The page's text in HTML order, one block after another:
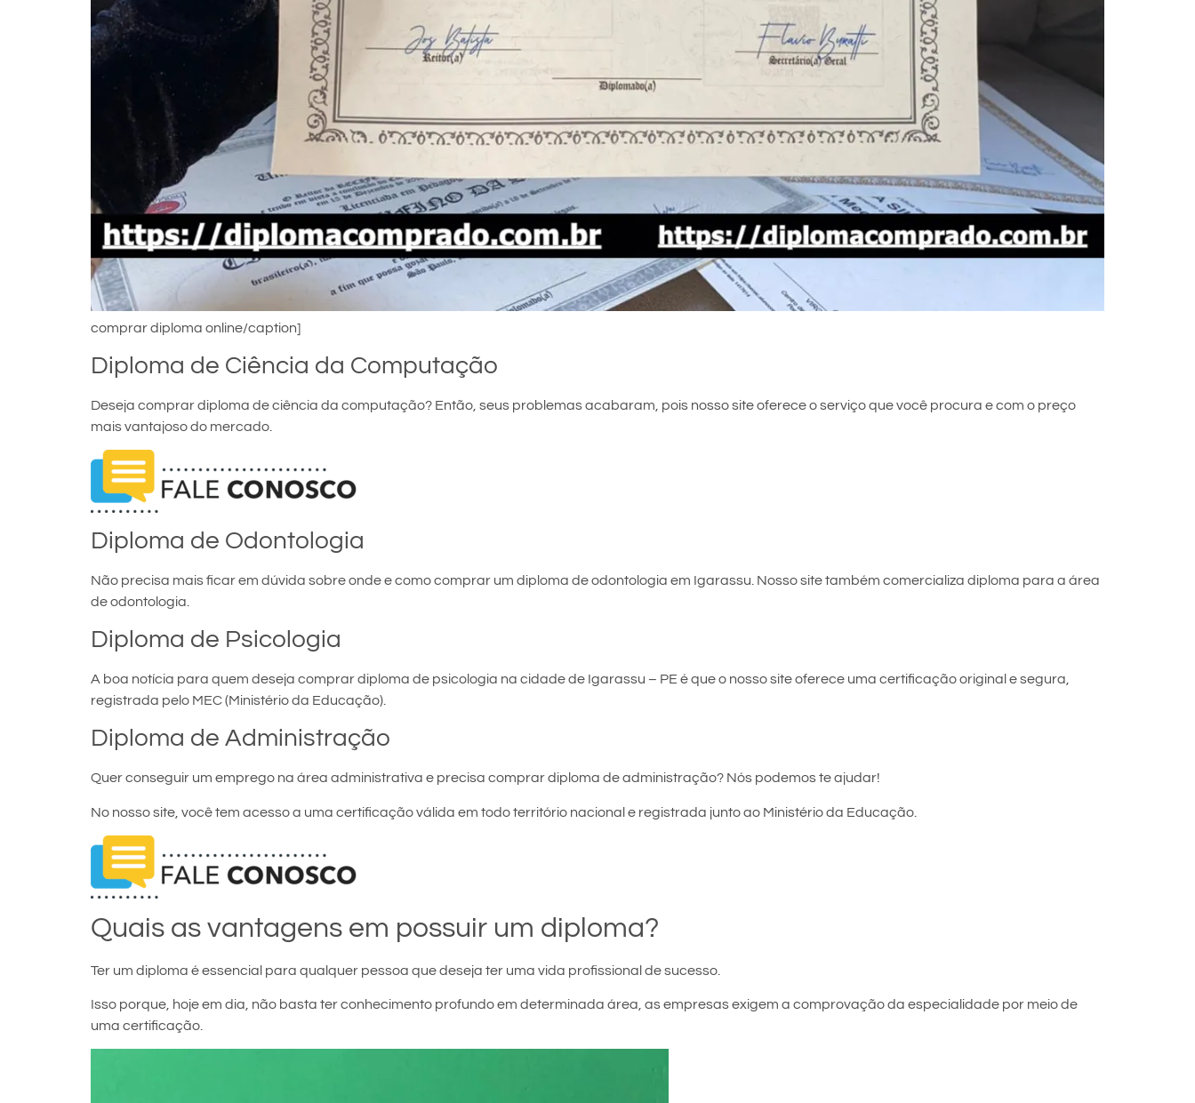
comprar diploma online/caption]
Diploma de Ciência da Computação
Deseja comprar diploma de ciência da computação? Então, seus problemas acabaram, pois nosso site oferece o serviço que você procura e com o preço
mais vantajoso do mercado.
Diploma de Odontologia
Não precisa mais ficar em dúvida sobre onde e como comprar um diploma de odontologia em Igarassu. Nosso site também comercializa diploma para a área
de odontologia.
Diploma de Psicologia
A boa notícia para quem deseja comprar diploma de psicologia na cidade de Igarassu – PE é que o nosso site oferece uma certificação original e segura,
registrada pelo MEC (Ministério da Educação).
Diploma de Administração
Quer conseguir um emprego na área administrativa e precisa comprar diploma de administração? Nós podemos te ajudar!
No nosso site, você tem acesso a uma certificação válida em todo território nacional e registrada junto ao Ministério da Educação.
Quais as vantagens em possuir um diploma?
Ter um diploma é essencial para qualquer pessoa que deseja ter uma vida profissional de sucesso.
Isso porque, hoje em dia, não basta ter conhecimento profundo em determinada área, as empresas exigem a comprovação da especialidade por meio de
uma certificação.